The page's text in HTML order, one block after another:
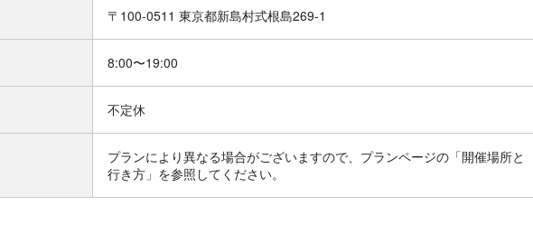
〒100-0511 東京都新島村式根島269-1
8:00〜19:00
不定休
プランにより異なる場合がございますので、プランページの「開催場所と
行き方」を参照してください。